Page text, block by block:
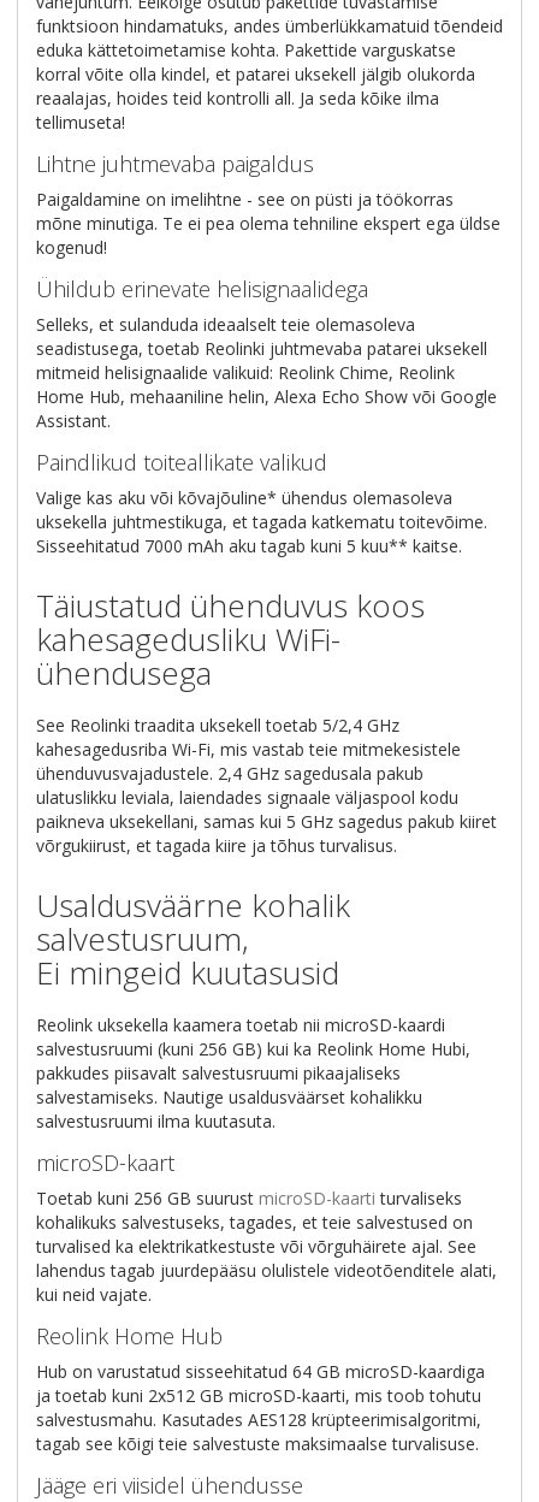
funktsioon hindamatuks, andes ümberlükkamatuid tõendeid
eduka kättetoimetamise kohta. Pakettide varguskatse
korral võite olla kindel, et patarei uksekell jälgib olukorda
reaalajas, hoides teid kontrolli all. Ja seda kõike ilma
tellimuseta!
Lihtne juhtmevaba paigaldus
Paigaldamine on imelihtne - see on püsti ja töökorras
mõne minutiga. Te ei pea olema tehniline ekspert ega üldse
kogenud!
Ühildub erinevate helisignaalidega
Selleks, et sulanduda ideaalselt teie olemasoleva
seadistusega, toetab Reolinki juhtmevaba patarei uksekell
mitmeid helisignaalide valikuid: Reolink Chime, Reolink
Home Hub, mehaaniline helin, Alexa Echo Show või Google
Assistant.
Paindlikud toiteallikate valikud
Valige kas aku või kõvajõuline* ühendus olemasoleva
uksekella juhtmestikuga, et tagada katkematu toitevõime.
Sisseehitatud 7000 mAh aku tagab kuni 5 kuu** kaitse.
Täiustatud ühenduvus koos
kahesagedusliku WiFi-
ühendusega
See Reolinki traadita uksekell toetab 5/2,4 GHz
kahesagedusriba Wi-Fi, mis vastab teie mitmekesistele
ühenduvusvajadustele. 2,4 GHz sagedusala pakub
ulatuslikku leviala, laiendades signaale väljaspool kodu
paikneva uksekellani, samas kui 5 GHz sagedus pakub kiiret
võrgukiirust, et tagada kiire ja tõhus turvalisus.
Usaldusväärne kohalik
salvestusruum,
Ei mingeid kuutasusid
Reolink uksekella kaamera toetab nii microSD-kaardi
salvestusruumi (kuni 256 GB) kui ka Reolink Home Hubi,
pakkudes piisavalt salvestusruumi pikaajaliseks
salvestamiseks. Nautige usaldusväärset kohalikku
salvestusruumi ilma kuutasuta.
microSD-kaart
Toetab kuni 256 GB suurust microSD-kaarti turvaliseks
kohalikuks salvestuseks, tagades, et teie salvestused on
turvalised ka elektrikatkestuste või võrguhäirete ajal. See
lahendus tagab juurdepääsu olulistele videotõenditele alati,
kui neid vajate.
Reolink Home Hub
Hub on varustatud sisseehitatud 64 GB microSD-kaardiga
ja toetab kuni 2x512 GB microSD-kaarti, mis toob tohutu
salvestusmahu. Kasutades AES128 krüpteerimisalgoritmi,
tagab see kõigi teie salvestuste maksimaalse turvalisuse.
Jääge eri viisidel ühendusse